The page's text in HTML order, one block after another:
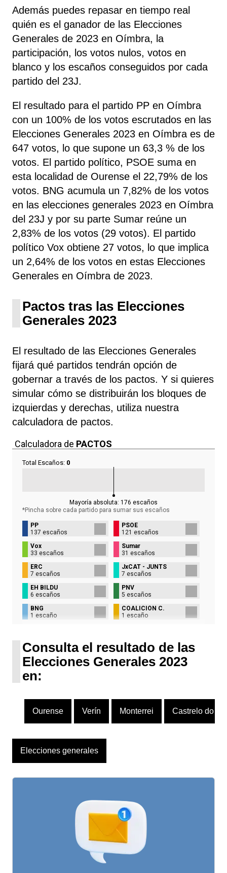
Además puedes repasar en tiempo real
quién es el ganador de las Elecciones
Generales de 2023 en Oímbra, la
participación, los votos nulos, votos en
blanco y los escaños conseguidos por cada
partido del 23J.
El resultado para el partido PP en Oímbra
con un 100% de los votos escrutados en las
Elecciones Generales 2023 en Oímbra es de
647 votos, lo que supone un 63,3 % de los
votos. El partido político, PSOE suma en
esta localidad de Ourense el 22,79% de los
votos. BNG acumula un 7,82% de los votos
en las elecciones generales 2023 en Oímbra
del 23J y por su parte Sumar reúne un
2,83% de los votos (29 votos). El partido
político Vox obtiene 27 votos, lo que implica
un 2,64% de los votos en estas Elecciones
Generales en Oímbra de 2023.
Pactos tras las Elecciones
Generales 2023
El resultado de las Elecciones Generales
fijará qué partidos tendrán opción de
gobernar a través de los pactos. Y si quieres
simular cómo se distribuirán los bloques de
izquierdas y derechas, utiliza nuestra
calculadora de pactos.
Calculadora de PACTOS
Total Escaños: 0
Mayoría absoluta: 176 escaños
*Pincha sobre cada partido para sumar sus escaños
PP
137 escaños
PSOE
121 escaños
Vox
33 escaños
Sumar
31 escaños
ERC
7 escaños
JxCAT - JUNTS
7 escaños
EH BILDU
6 escaños
PNV
5 escaños
BNG
1 escaño
COALICIÓN C.
1 escaño
Consulta el resultado de las
Elecciones Generales 2023
en:
Ourense Verín Monterrei Castrelo do Val
Elecciones generales